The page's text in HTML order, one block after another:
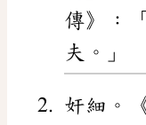
傳》：
夫。」
奸細。